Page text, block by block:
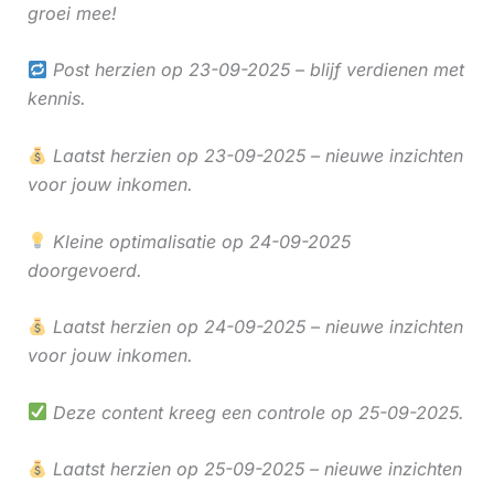
groei mee!
Post herzien op 23-09-2025 – blijf verdienen met
kennis.
Laatst herzien op 23-09-2025 – nieuwe inzichten
voor jouw inkomen.
Kleine optimalisatie op 24-09-2025
doorgevoerd.
Laatst herzien op 24-09-2025 – nieuwe inzichten
voor jouw inkomen.
Deze content kreeg een controle op 25-09-2025.
Laatst herzien op 25-09-2025 – nieuwe inzichten